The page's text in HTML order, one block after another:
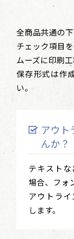
全商品共通の
チェック項目
ムーズに印刷
保存形式は作
い。
アウト
んか？
テキスト
場合、フォ
アウトラ
します。